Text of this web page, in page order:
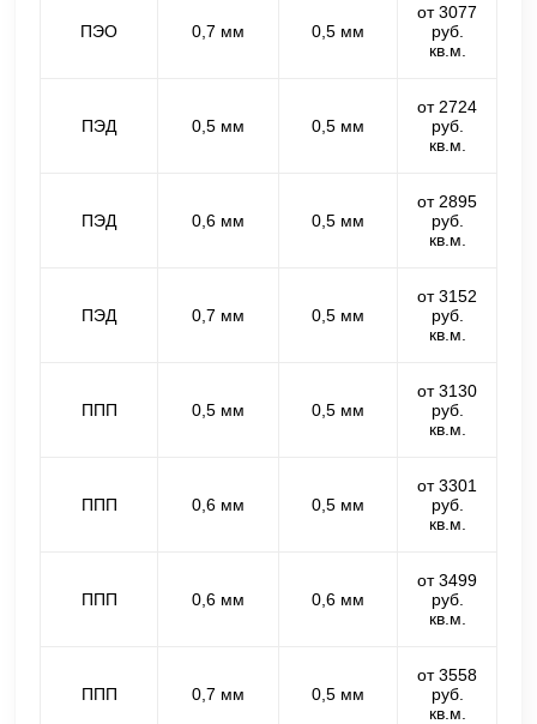
ПЭО 0,7 мм 0,5 мм
от 3077
руб.
кв.м.
ПЭД 0,5 мм 0,5 мм
от 2724
руб.
кв.м.
ПЭД 0,6 мм 0,5 мм
от 2895
руб.
кв.м.
ПЭД 0,7 мм 0,5 мм
от 3152
руб.
кв.м.
ППП 0,5 мм 0,5 мм
от 3130
руб.
кв.м.
ППП 0,6 мм 0,5 мм
от 3301
руб.
кв.м.
ППП 0,6 мм 0,6 мм
от 3499
руб.
кв.м.
ППП 0,7 мм 0,5 мм
от 3558
руб.
кв.м.